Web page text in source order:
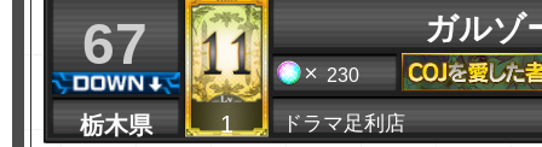
67
栃木県 1
ガルゾ
230
ドラマ足利店